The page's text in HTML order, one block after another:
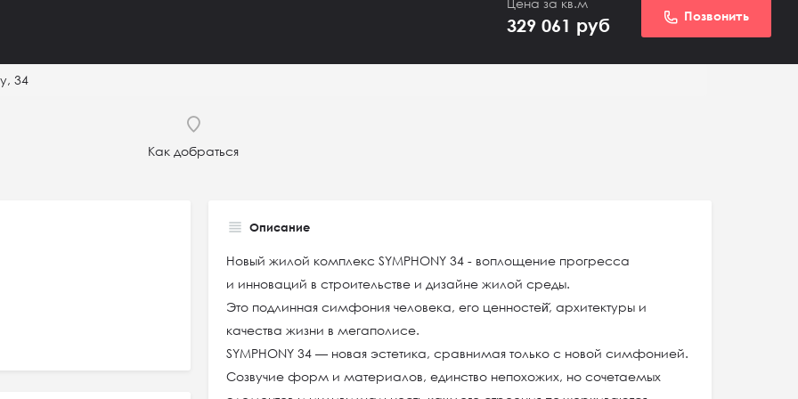
Цена за кв.м
329 061 руб Позвонить
34
Как добраться
Описание
Новый жилой комплекс SYMPHONY 34 - воплощение прогресса
и инноваций в строительстве и дизайне жилой среды.
Это подлинная симфония человека, его ценностей̆, архитектуры и
качества жизни в мегаполисе.
SYMPHONY 34 — новая эстетика, сравнимая только с новой симфонией.
Созвучие форм и материалов, единство непохожих, но сочетаемых